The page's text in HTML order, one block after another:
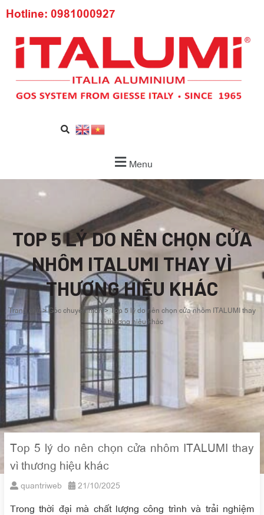
Hotline: 0981000927
Menu
TOP 5 LÝ DO NÊN CHỌN CỬA
NHÔM ITALUMI THAY VÌ
THƯƠNG HIỆU KHÁC
Trang chủ>Góc chuyên môn>Top 5 lý do nên chọn cửa nhôm ITALUMI thay
vì thương hiệu khác
Top 5 lý do nên chọn cửa nhôm ITALUMI thay
vì thương hiệu khác
quantriweb 21/10/2025
Trong thời đại mà chất lượng công trình và trải nghiệm